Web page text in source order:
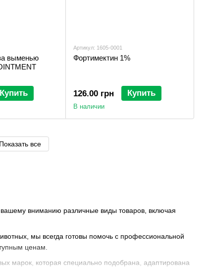
вниманию различные виды товаров, включая
мы всегда готовы помочь с профессиональной
ценам.
марок, которая специально подобрана, адаптирована
выменью
Купить
Артикул: 1605-0001
Фортимектин 1%
126.00 грн Купить
В наличии
Показать все